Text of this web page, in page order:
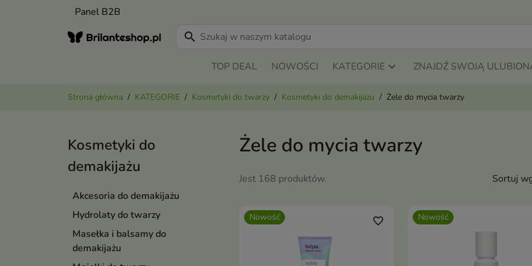
Panel B2B
search
TOP DEAL NOWOŚCI KATEGORIE ZNAJDŹ SWOJĄ
Strona główna KATEGORIE Kosmetyki do twarzy Kosmetyki do demakijażu Żele do mycia twarzy
Kosmetyki do
demakijażu
Akcesoria do demakijażu
Hydrolaty do twarzy
Masełka i balsamy do
demakijażu
Żele do mycia twarzy
Jest 168 produktów. Sortuj
Nowość favorite_border Nowość